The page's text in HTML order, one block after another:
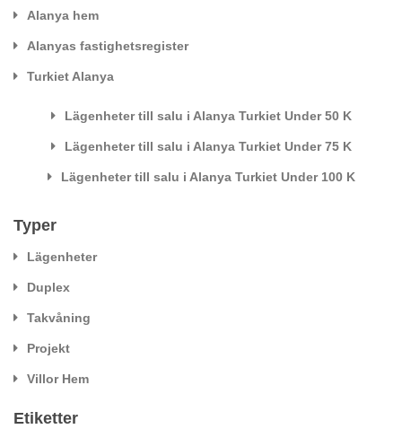
Alanya hem
Alanyas fastighetsregister
Turkiet Alanya
Lägenheter till salu i Alanya Turkiet Under 50 K
Lägenheter till salu i Alanya Turkiet Under 75 K
Lägenheter till salu i Alanya Turkiet Under 100 K
Typer
Lägenheter
Duplex
Takvåning
Projekt
Villor Hem
Etiketter